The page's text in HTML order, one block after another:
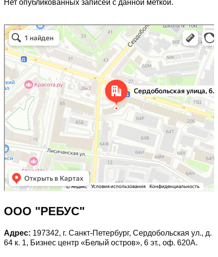
Нет опубликованных записей с данной меткой.
197342, г. Санкт-Петербург, Сердобольская ул., д. 64 к. 1, Бизнес центр
«Белый остров», 6 эт., оф. 620А. в Санкт‑Петербурге
Санкт‑Петербург
ООО "РЕБУС"
Адрес: 197342, г. Санкт-Петербург, Сердобольская ул., д.
64 к. 1, Бизнес центр «Белый остров», 6 эт., оф. 620А.